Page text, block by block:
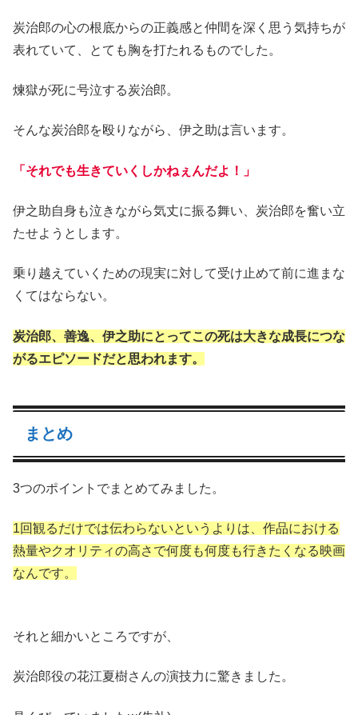
炭治郎の心の根底からの正義感と仲間を深く思う気持ちが
表れていて、とても胸を打たれるものでした。
煉獄が死に号泣する炭治郎。
そんな炭治郎を殴りながら、伊之助は言います。
「それでも生きていくしかねぇんだよ！」
伊之助自身も泣きながら気丈に振る舞い、炭治郎を奮い立
たせようとします。
乗り越えていくための現実に対して受け止めて前に進まな
くてはならない。
炭治郎、善逸、伊之助にとってこの死は大きな成長につな
がるエピソードだと思われます。
まとめ
3つのポイントでまとめてみました。
1回観るだけでは伝わらないというよりは、作品における
熱量やクオリティの高さで何度も何度も行きたくなる映画
なんです。
それと細かいところですが、
炭治郎役の花江夏樹さんの演技力に驚きました。